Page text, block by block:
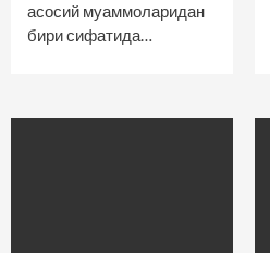
асосий муаммоларидан
бири сифатида…